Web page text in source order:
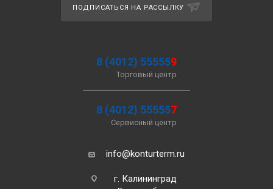
ПОДПИСАТЬСЯ НА РАССЫЛКУ
8 (4012) 555559
Торговый центр
8 (4012) 555557
Сервисный центр
info@konturterm.ru
г. Калининград